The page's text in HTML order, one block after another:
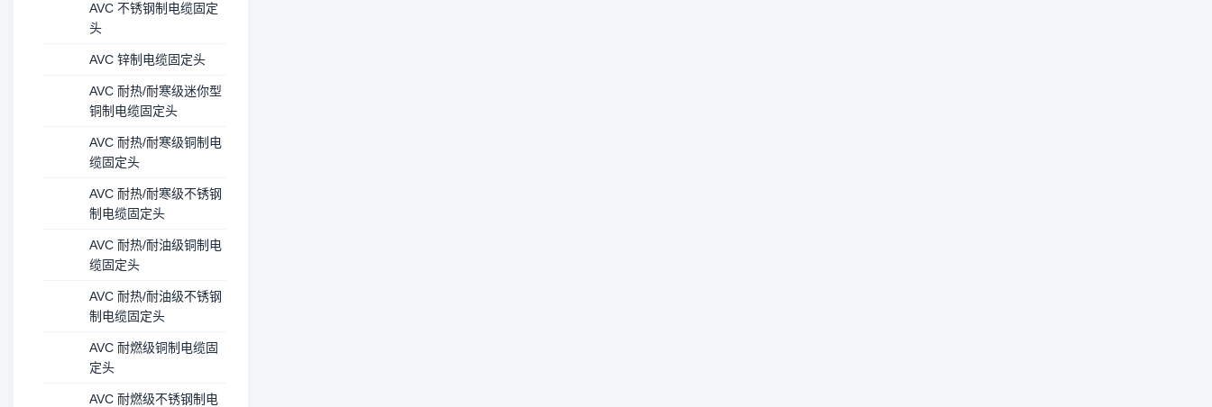
AVC 不锈钢制电缆固定
头
AVC 锌制电缆固定头
AVC 耐热/耐寒级迷你型
铜制电缆固定头
AVC 耐热/耐寒级铜制电
缆固定头
AVC 耐热/耐寒级不锈钢
制电缆固定头
AVC 耐热/耐油级铜制电
缆固定头
AVC 耐热/耐油级不锈钢
制电缆固定头
AVC 耐燃级铜制电缆固
定头
AVC 耐燃级不锈钢制电